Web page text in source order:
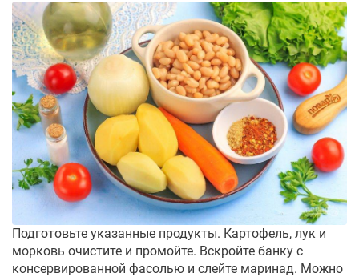
Подготовьте указанные продукты. Картофель, лук и
морковь очистите и промойте. Вскройте банку с
консервированной фасолью и слейте маринад. Можно